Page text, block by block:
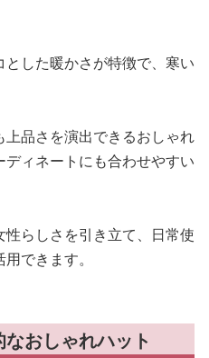
した暖かさが特徴で、寒い
品さを演出できるおしゃれ
ィネートにも合わせやすい
らしさを引き立て、日常使
できます。
おしゃれハット